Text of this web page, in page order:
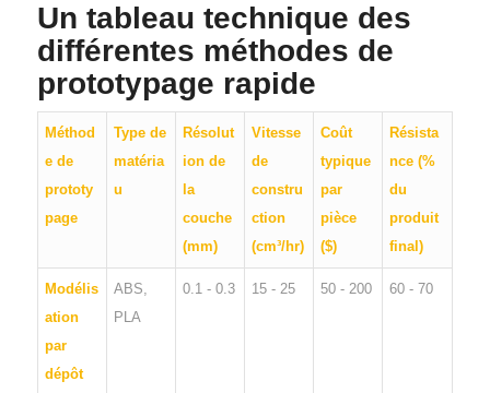
Un tableau technique des
différentes méthodes de
prototypage rapide
Méthod
e de
prototy
page
Type de
matéria
u
Résolut
ion de
la
couche
(mm)
Vitesse
de
constru
ction
(cm³/hr)
Coût
typique
par
pièce
($)
Résista
nce (%
du
produit
final)
Modélis
ation
par
dépôt
ABS,
PLA
0.1 - 0.3 15 - 25 50 - 200 60 - 70